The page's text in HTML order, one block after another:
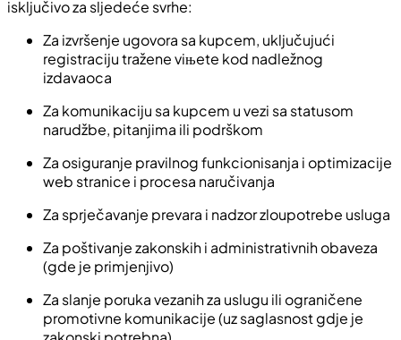
isključivo za sljedeće svrhe:
Za izvršenje ugovora sa kupcem, uključujući
registraciju tražene viњete kod nadležnog
izdavaoca
Za komunikaciju sa kupcem u vezi sa statusom
narudžbe, pitanjima ili podrškom
Za osiguranje pravilnog funkcionisanja i optimizacije
web stranice i procesa naručivanja
Za sprječavanje prevara i nadzor zloupotrebe usluga
Za poštivanje zakonskih i administrativnih obaveza
(gde je primjenjivo)
Za slanje poruka vezanih za uslugu ili ograničene
promotivne komunikacije (uz saglasnost gdje je